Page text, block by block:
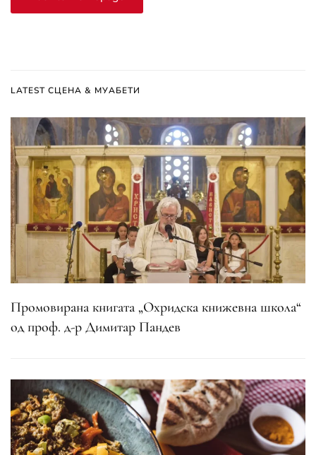
LATEST СЦЕНА & МУАБЕТИ
Промовирана книгата „Охридска книжевна школа“
од проф. д-р Димитар Пандев